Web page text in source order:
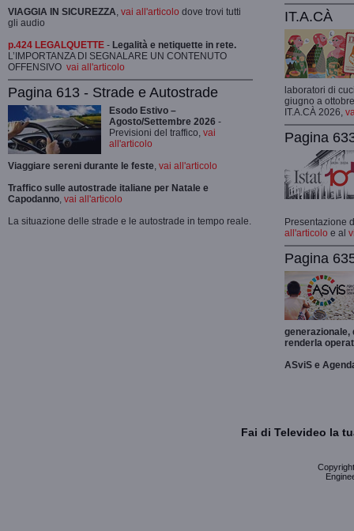
VIAGGIA IN SICUREZZA, vai all'articolo dove trovi tutti
gli audio
p.424 LEGALQUETTE - Legalità e netiquette in rete.
L’IMPORTANZA DI SEGNALARE UN CONTENUTO
OFFENSIVO vai all'articolo
Pagina 613 - Strade e Autostrade
Esodo Estivo –
Agosto/Settembre 2026 -
Previsioni del traffico, vai
all'articolo
Viaggiare sereni durante le feste, vai all'articolo
Traffico sulle autostrade italiane per Natale e
Capodanno, vai all'articolo
La situazione delle strade e le autostrade in tempo reale.
IT.A.CÀ
laboratori di
giugno a
IT.A.CÀ 2026,
Pagina
Presentazione
all'articolo e al
Pagina
generazionale,
renderla
ASviS e
Fai di Televideo la